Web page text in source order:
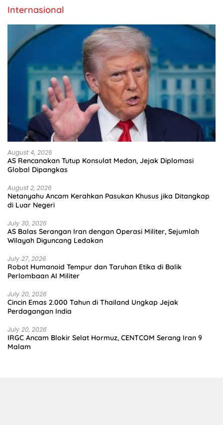
Internasional
August 4, 2026
AS Rencanakan Tutup Konsulat Medan, Jejak Diplomasi
Global Dipangkas
August 2, 2026
Netanyahu Ancam Kerahkan Pasukan Khusus jika Ditangkap
di Luar Negeri
July 30, 2026
AS Balas Serangan Iran dengan Operasi Militer, Sejumlah
Wilayah Diguncang Ledakan
July 27, 2026
Robot Humanoid Tempur dan Taruhan Etika di Balik
Perlombaan AI Militer
July 20, 2026
Cincin Emas 2.000 Tahun di Thailand Ungkap Jejak
Perdagangan India
July 20, 2026
IRGC Ancam Blokir Selat Hormuz, CENTCOM Serang Iran 9
Malam